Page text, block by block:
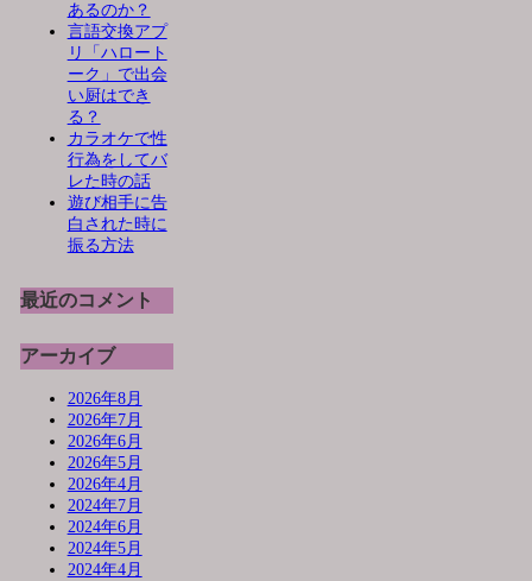
あるのか？
言語交換アプ
リ「ハロート
ーク」で出会
い厨はでき
る？
カラオケで性
行為をしてバ
レた時の話
遊び相手に告
白された時に
振る方法
最近のコメント
アーカイブ
2026年8月
2026年7月
2026年6月
2026年5月
2026年4月
2024年7月
2024年6月
2024年5月
2024年4月